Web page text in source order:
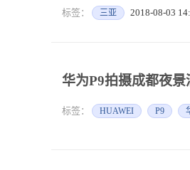
标签： 三亚 2018-08-03
华为P9拍摄成都夜景
标签： HUAWEI P9